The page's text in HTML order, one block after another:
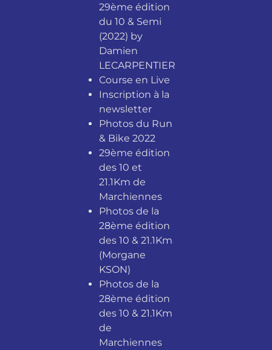
29ème édition
du 10 & Semi
(2022) by
Damien
LECARPENTIER
Course en Live
Inscription à la
newsletter
Photos du Run
& Bike 2022
29ème édition
des 10 et
21.1Km de
Marchiennes
Photos de la
28ème édition
des 10 & 21.1Km
(Morgane
KSON)
Photos de la
28ème édition
des 10 & 21.1Km
de
Marchiennes